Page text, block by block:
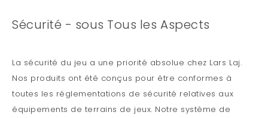
Sécurité - sous Tous les Aspects
La sécurité du jeu a une priorité absolue chez Lars Laj.
Nos produits ont été conçus pour être conformes à
toutes les réglementations de sécurité relatives aux
équipements de terrains de jeux. Notre système de